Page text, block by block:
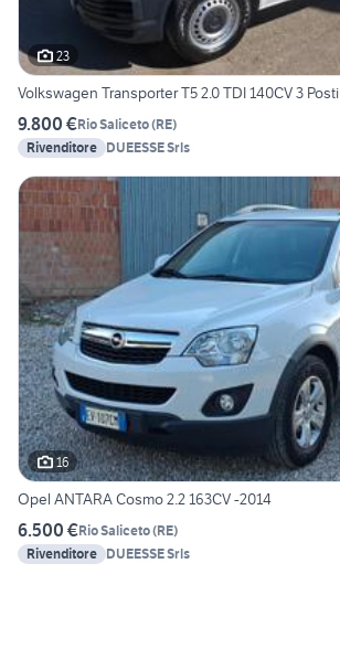
23
Volkswagen Transporter T5 2.0 TDI 140CV 3 Posti
9.800 €Rio Saliceto(RE)
Rivenditore DUEESSE Srls
16
Opel ANTARA Cosmo 2.2 163CV -2014
6.500 €Rio Saliceto(RE)
Rivenditore DUEESSE Srls